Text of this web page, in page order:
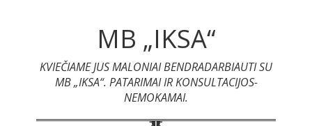
MB „IKSA“
KVIEČIAME JUS MALONIAI BENDRADARBIAUTI SU
MB „IKSA“. PATARIMAI IR KONSULTACIJOS-
NEMOKAMAI.